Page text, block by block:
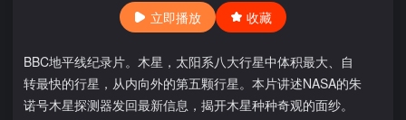
立即播放 收藏
BBC地平线纪录片。木星，太阳系八大行星中体积最大、自
转最快的行星，从内向外的第五颗行星。本片讲述NASA的朱
诺号木星探测器发回最新信息，揭开木星种种奇观的面纱。